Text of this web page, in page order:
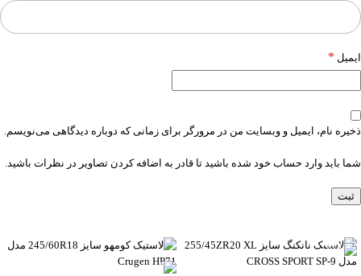
ایمیل *
ذخیره نام، ایمیل و وبسایت من در مرورگر برای زمانی که دوباره دیدگاهی می‌نویسم.
شما باید وارد حساب خود شده باشید تا قادر به اضافه کردن تصاویر در نظرات باشید.
-6%